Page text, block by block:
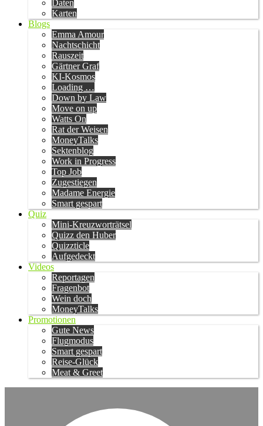
Daten
Karten
Blogs
Emma Amour
Nachtschicht
Rauszeit
Gärtner Graf
KI-Kosmos
Loading …
Down by Law
Move on up
Watts On
Rat der Weisen
MoneyTalks
Sektenblog
Work in Progress
Top Job
Zugestiegen
Madame Energie
Smart gespart
Quiz
Mini-Kreuzworträtsel
Quizz den Huber
Quizzticle
Aufgedeckt
Videos
Reportagen
Fragenbot
Wein doch
MoneyTalks
Promotionen
Gute News
Flugmodus
Smart gespart
Reise-Glück
Meat & Greet